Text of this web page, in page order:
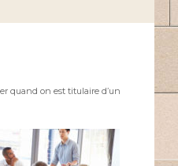
quand on est titulaire d’un